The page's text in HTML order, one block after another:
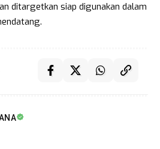
ditargetkan siap digunakan dalam